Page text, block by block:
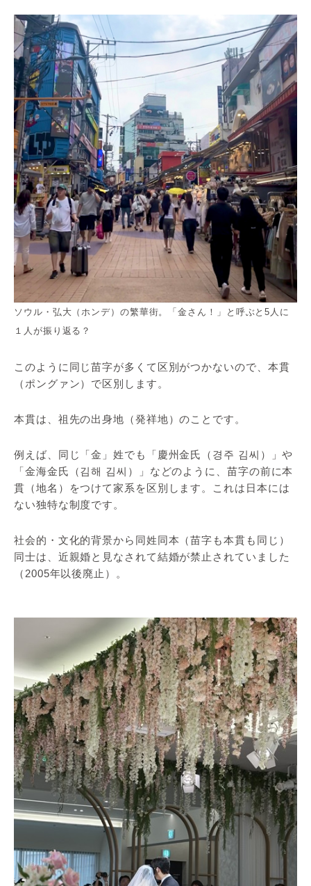
ソウル・弘大（ホンデ）の繁華街。「金さん！」と呼ぶと5人に
１人が振り返る？
このように同じ苗字が多くて区別がつかないので、本貫
（ポングァン）で区別します。
本貫は、祖先の出身地（発祥地）のことです。
例えば、同じ「金」姓でも「慶州金氏（경주 김씨）」や
「金海金氏（김해 김씨）」などのように、苗字の前に本
貫（地名）をつけて家系を区別します。これは日本には
ない独特な制度です。
社会的・文化的背景から同姓同本（苗字も本貫も同じ）
同士は、近親婚と見なされて結婚が禁止されていました
（2005年以後廃止）。